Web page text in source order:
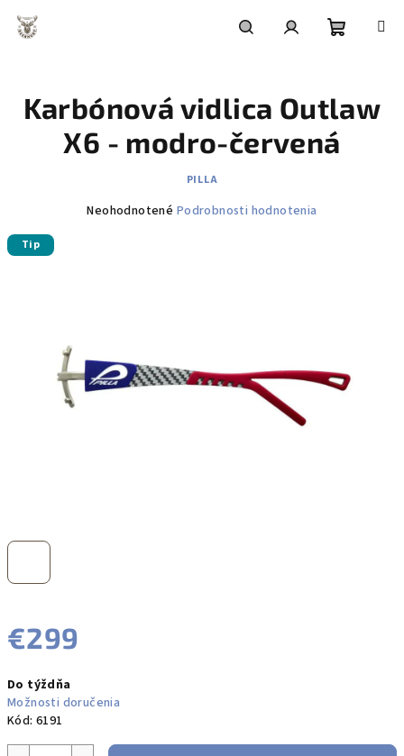
obsah
košík
€299
cena:
Do týždňa
Možnosti doručenia
Kód: 6191
Karbónová vidlica Outlaw
X6 - modro-červená
PILLA
Priemerné
Neohodnotené Podrobnosti hodnotenia
Tip